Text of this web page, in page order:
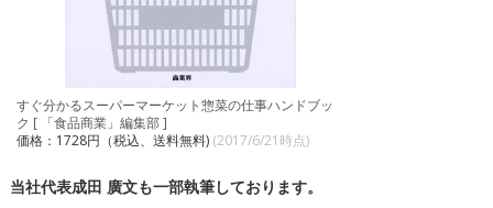
すぐ分かるスーパーマーケット惣菜の仕事ハンドブッ
ク [ 「食品商業」編集部 ]
価格：1728円（税込、送料無料) (2017/6/21時点)
当社代表成田 廣文も一部執筆しております。